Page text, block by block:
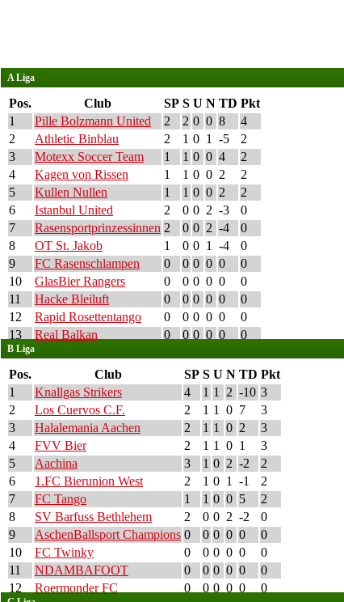
A Liga
Pos. Club SP S U N TD Pkt
1
Pille Bolzmann United 2 2 0 0 8
4
2
Athletic Binblau 2 1 0 1 -5
2
3
Motexx Soccer Team 1 1 0 0 4
2
4
Kagen von Rissen 1 1 0 0 2
2
5
Kullen Nullen 1 1 0 0 2
2
6
Istanbul United 2 0 0 2 -3
0
7
Rasensportprinzessinnen 2 0 0 2 -4
0
8
OT St. Jakob 1 0 0 1 -4
0
9
FC Rasenschlampen 0 0 0 0 0
0
10
GlasBier Rangers 0 0 0 0 0
0
11
Hacke Bleiluft 0 0 0 0 0
0
12
Rapid Rosettentango 0 0 0 0 0
0
13
Real Balkan 0 0 0 0 0 0
B Liga
Pos. Club SP S U N TD Pkt
1
Knallgas Strikers 4 1 1 2 -10 3
2
Los Cuervos C.F. 2 1 1 0 7
3
3
Halalemania Aachen 2 1 1 0 2
3
4
FVV Bier 2 1 1 0 1
3
5
Aachina 3 1 0 2 -2
2
6
1.FC Bierunion West 2 1 0 1 -1
2
7
FC Tango 1 1 0 0 5
2
8
SV Barfuss Bethlehem 2 0 0 2 -2
0
9
AschenBallsport Champions 0 0 0 0 0
0
10
FC Twinky 0 0 0 0 0
0
11
NDAMBAFOOT 0 0 0 0 0
0
12
Roermonder FC 0 0 0 0 0 0